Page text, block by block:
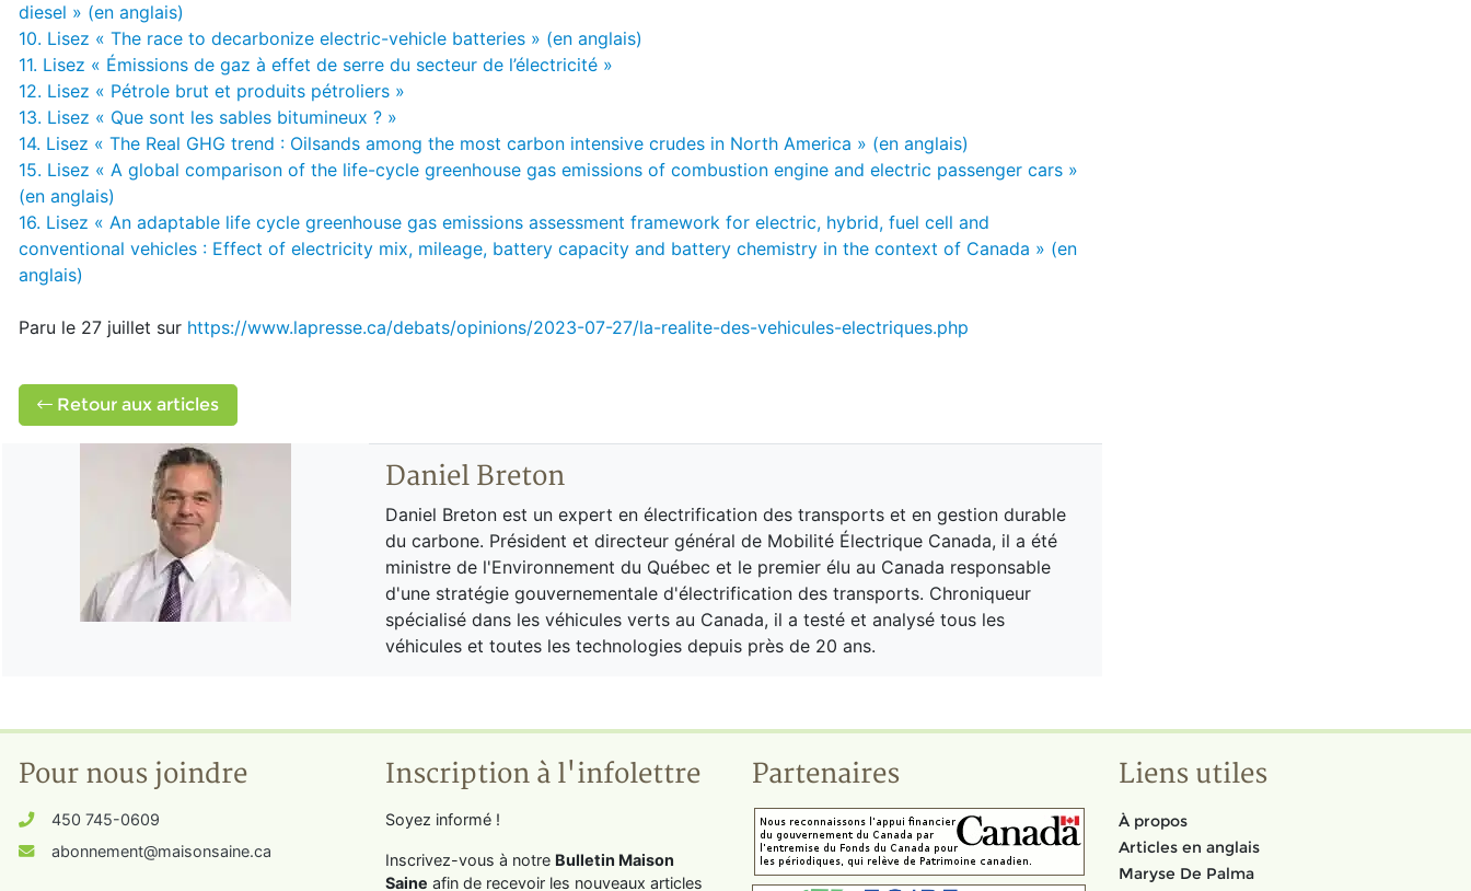
diesel » (en anglais)
10. Lisez « The race to decarbonize electric-vehicle batteries » (en anglais)
11. Lisez « Émissions de gaz à effet de serre du secteur de l’électricité »
12. Lisez « Pétrole brut et produits pétroliers »
13. Lisez « Que sont les sables bitumineux ? »
14. Lisez « The Real GHG trend : Oilsands among the most carbon intensive crudes in North America » (en anglais)
15. Lisez « A global comparison of the life-cycle greenhouse gas emissions of combustion engine and electric passenger cars »
(en anglais)
16. Lisez « An adaptable life cycle greenhouse gas emissions assessment framework for electric, hybrid, fuel cell and
conventional vehicles : Effect of electricity mix, mileage, battery capacity and battery chemistry in the context of Canada » (en
anglais)
Paru le 27 juillet sur https://www.lapresse.ca/debats/opinions/2023-07-27/la-realite-des-vehicules-electriques.php
Retour aux articles
Daniel Breton
Daniel Breton est un expert en électrification des transports et en gestion durable
du carbone. Président et directeur général de Mobilité Électrique Canada, il a été
ministre de l'Environnement du Québec et le premier élu au Canada responsable
d'une stratégie gouvernementale d'électrification des transports. Chroniqueur
spécialisé dans les véhicules verts au Canada, il a testé et analysé tous les
véhicules et toutes les technologies depuis près de 20 ans.
Pour nous joindre
450 745-0609
abonnement@maisonsaine.ca
Inscription à l'infolettre
Soyez informé !
Inscrivez-vous à notre Bulletin Maison
Saine afin de recevoir les nouveaux articles
Partenaires Liens utiles
À propos
Articles en anglais
Maryse De Palma